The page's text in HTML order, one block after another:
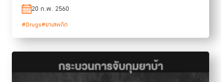
20 ก.พ. 2560
#Drugs#ยาเสพติด